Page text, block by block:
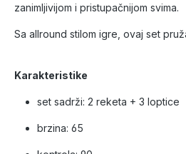
zanimljivijom i pristupačnijom svima.
Sa allround stilom igre, ovaj set
Karakteristike
set sadrži: 2 reketa + 3 loptice
brzina: 65